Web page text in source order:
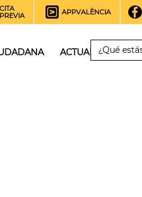
CITA
PREVIA
APPVALÈNCIA
ACTUALIDAD